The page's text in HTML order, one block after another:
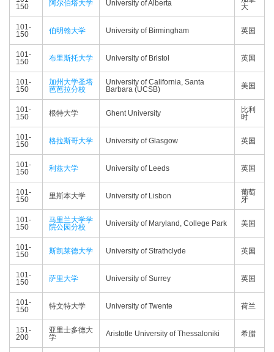
150
阿尔伯塔大学 University of Alberta
大
101-
150
伯明翰大学 University of Birmingham 英国
101-
150
布里斯托大学 University of Bristol 英国
101-
150
加州大学圣塔
芭芭拉分校
University of California, Santa
Barbara (UCSB)
美国
101-
150
根特大学 Ghent University
比利
时
101-
150
格拉斯哥大学 University of Glasgow 英国
101-
150
利兹大学 University of Leeds 英国
101-
150
里斯本大学 University of Lisbon
葡萄
牙
101-
150
马里兰大学学
院公园分校
University of Maryland, College Park 美国
101-
150
斯凯莱德大学 University of Strathclyde 英国
101-
150
萨里大学 University of Surrey 英国
101-
150
特文特大学 University of Twente 荷兰
151-
200
亚里士多德大
学
Aristotle University of Thessaloniki 希腊